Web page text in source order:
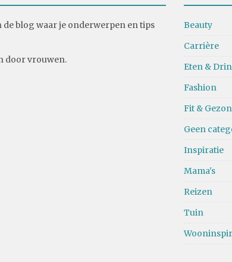
de blog waar je onderwerpen en tips
door vrouwen.
Beauty
Carrière
Eten &
Fashion
Fit &
Geen
Inspiratie
Mama's
Reizen
Tuin